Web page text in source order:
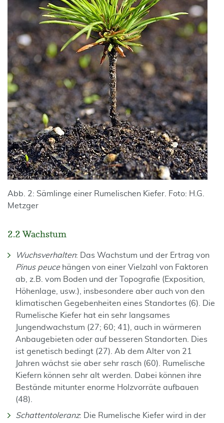
Abb. 2: Sämlinge einer Rumelischen Kiefer. Foto: H.G.
Metzger
2.2 Wachstum
Wuchsverhalten: Das Wachstum und der Ertrag von
Pinus peucehängen von einer Vielzahl von Faktoren
ab, z.B. vom Boden und der Topografie (Exposition,
Höhenlage, usw.), insbesondere aber auch von den
klimatischen Gegebenheiten eines Standortes (6). Die
Rumelische Kiefer hat ein sehr langsames
Jungendwachstum (27; 60; 41), auch in wärmeren
Anbaugebieten oder auf besseren Standorten. Dies
ist genetisch bedingt (27). Ab dem Alter von 21
Jahren wächst sie aber sehr rasch (60). Rumelische
Kiefern können sehr alt werden. Dabei können ihre
Bestände mitunter enorme Holzvorräte aufbauen
(48).
Schattentoleranz: Die Rumelische Kiefer wird in der